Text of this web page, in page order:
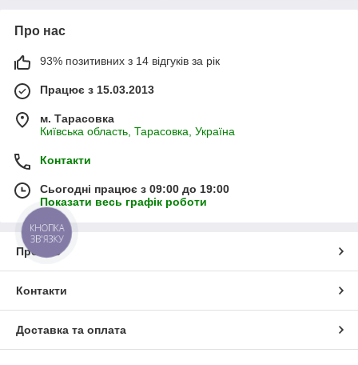
Про нас
93% позитивних з 14 відгуків за рік
Працює з 15.03.2013
м. Тарасовка
Київська область, Тарасовка, Україна
Контакти
Сьогодні працює з 09:00 до 19:00
Показати весь графік роботи
Про нас
Контакти
Доставка та оплата
КНОПКА
ЗВ'ЯЗКУ